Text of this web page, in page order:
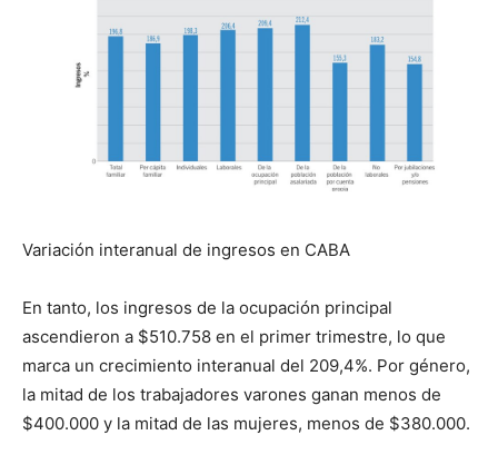
Variación interanual de ingresos en CABA
En tanto, los ingresos de la ocupación principal
ascendieron a $510.758 en el primer trimestre, lo que
marca un crecimiento interanual del 209,4%. Por género,
la mitad de los trabajadores varones ganan menos de
$400.000 y la mitad de las mujeres, menos de $380.000.